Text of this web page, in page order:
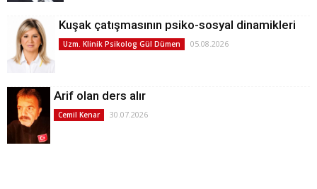
Kuşak çatışmasının psiko-sosyal dinamikleri
Uzm. Klinik Psikolog Gül Dümen 05.08.2026
Arif olan ders alır
Cemil Kenar 30.07.2026